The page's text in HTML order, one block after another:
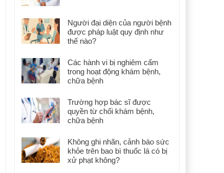
Người đại diện của người bệnh
được pháp luật quy định như
thế nào?
Các hành vi bị nghiêm cấm
trong hoạt động khám bệnh,
chữa bệnh
Trường hợp bác sĩ được
quyền từ chối khám bệnh,
chữa bệnh
Không ghi nhãn, cảnh báo sức
khỏe trên bao bì thuốc lá có bị
xử phạt không?